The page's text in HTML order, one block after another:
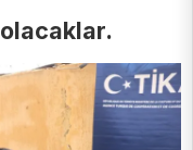
olacaklar.